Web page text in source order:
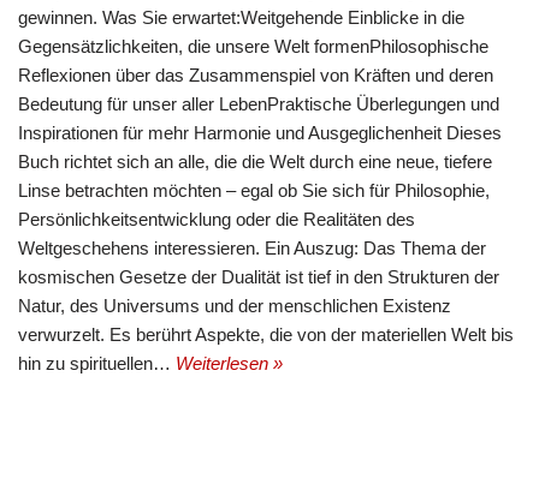
gewinnen. Was Sie erwartet:Weitgehende Einblicke in die
Gegensätzlichkeiten, die unsere Welt formenPhilosophische
Reflexionen über das Zusammenspiel von Kräften und deren
Bedeutung für unser aller LebenPraktische Überlegungen und
Inspirationen für mehr Harmonie und Ausgeglichenheit Dieses
Buch richtet sich an alle, die die Welt durch eine neue, tiefere
Linse betrachten möchten – egal ob Sie sich für Philosophie,
Persönlichkeitsentwicklung oder die Realitäten des
Weltgeschehens interessieren. Ein Auszug: Das Thema der
kosmischen Gesetze der Dualität ist tief in den Strukturen der
Natur, des Universums und der menschlichen Existenz
verwurzelt. Es berührt Aspekte, die von der materiellen Welt bis
hin zu spirituellen… Weiterlesen »